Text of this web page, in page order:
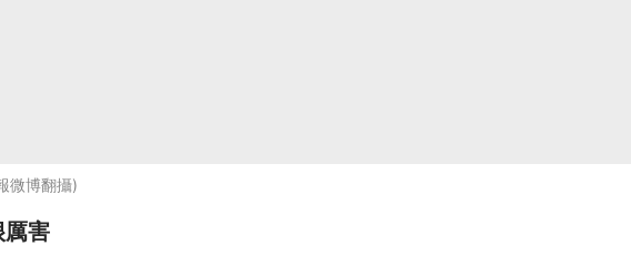
微博翻攝
害